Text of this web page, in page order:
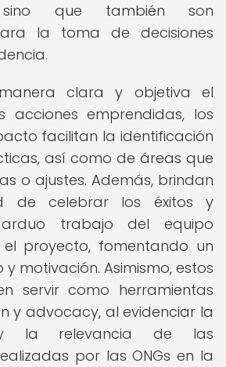
sino que también son
la toma de decisiones
clara y objetiva el
emprendidas, los
facilitan la identificación
así como de áreas que
o ajustes. Además, brindan
de celebrar los éxitos y
trabajo del equipo
proyecto, fomentando un
motivación. Asimismo, estos
servir como herramientas
y advocacy, al evidenciar la
y la relevancia de las
por las ONGs en la